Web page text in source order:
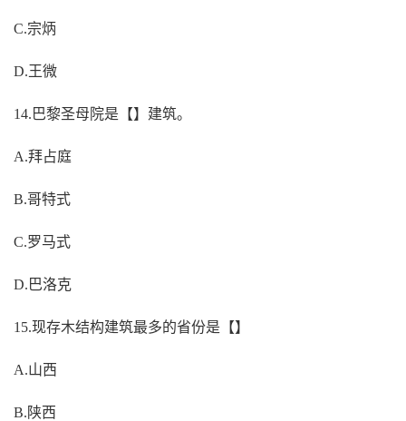
C.宗炳
D.王微
14.巴黎圣母院是【】建筑。
A.拜占庭
B.哥特式
C.罗马式
D.巴洛克
15.现存木结构建筑最多的省份是【】
A.山西
B.陕西